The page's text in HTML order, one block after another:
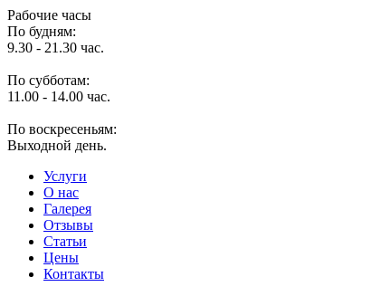
Рабочие часы
По будням:
9.30 - 21.30 час.
По субботам:
11.00 - 14.00 час.
По воскресеньям:
Выходной день.
Услуги
O нас
Галерея
Отзывы
Статьи
Цены
Контакты